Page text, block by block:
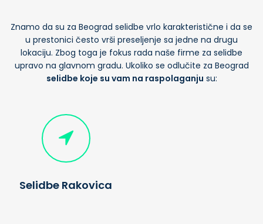
Znamo da su za Beograd selidbe vrlo karakteristične i da se
u prestonici često vrši preseljenje sa jedne na drugu
lokaciju. Zbog toga je fokus rada naše firme za selidbe
upravo na glavnom gradu. Ukoliko se odlučite za Beograd
selidbe koje su vam na raspolaganju su:
Selidbe Rakovica